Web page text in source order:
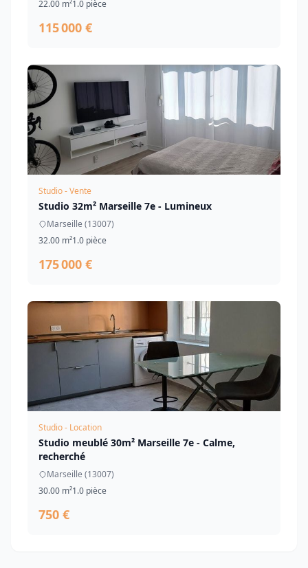
22.00 m²1.0 pièce
115 000 €
Studio - Vente
Studio 32m² Marseille 7e - Lumineux
Marseille (13007)
32.00 m²1.0 pièce
175 000 €
Studio - Location
Studio meublé 30m² Marseille 7e - Calme,
recherché
Marseille (13007)
30.00 m²1.0 pièce
750 €